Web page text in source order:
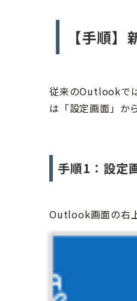
【手順
従来のOutlookで
は「設定画面」か
手順1：設定
Outlook画面の右